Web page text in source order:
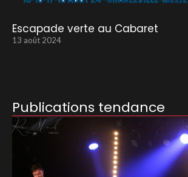
Escapade verte au Cabaret
13 août 2024
Publications tendance